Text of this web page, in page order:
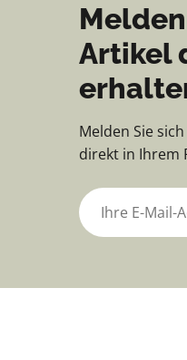
Artikel
Melden Sie
direkt in Ihrem